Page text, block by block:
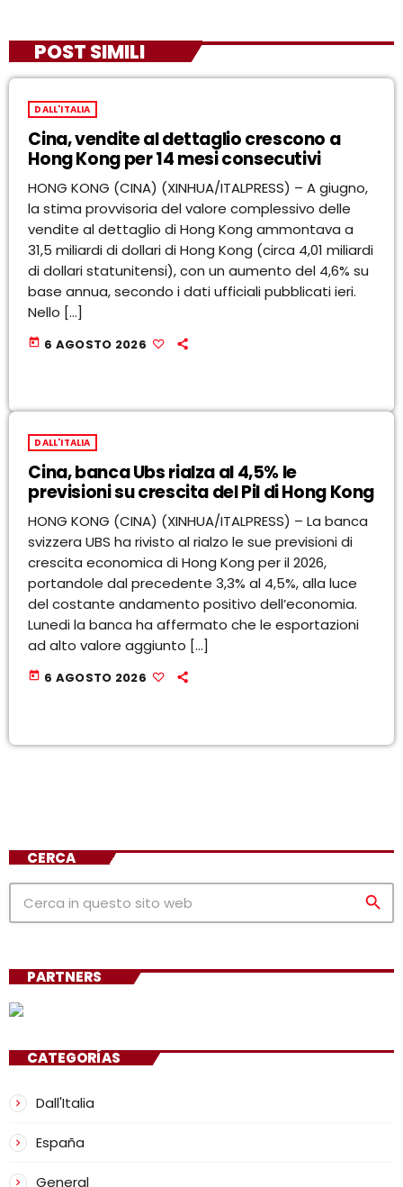
POST SIMILI
DALL'ITALIA
Cina, vendite al dettaglio crescono a
Hong Kong per 14 mesi consecutivi
HONG KONG (CINA) (XINHUA/ITALPRESS) – A giugno,
la stima provvisoria del valore complessivo delle
vendite al dettaglio di Hong Kong ammontava a
31,5 miliardi di dollari di Hong Kong (circa 4,01 miliardi
di dollari statunitensi), con un aumento del 4,6% su
base annua, secondo i dati ufficiali pubblicati ieri.
Nello […]
today 6 AGOSTO 2026
DALL'ITALIA
Cina, banca Ubs rialza al 4,5% le
previsioni su crescita del Pil di Hong Kong
HONG KONG (CINA) (XINHUA/ITALPRESS) – La banca
svizzera UBS ha rivisto al rialzo le sue previsioni di
crescita economica di Hong Kong per il 2026,
portandole dal precedente 3,3% al 4,5%, alla luce
del costante andamento positivo dell’economia.
Lunedi la banca ha affermato che le esportazioni
ad alto valore aggiunto […]
today 6 AGOSTO 2026
CERCA
search
PARTNERS
CATEGORÍAS
Dall'Italia
España
General